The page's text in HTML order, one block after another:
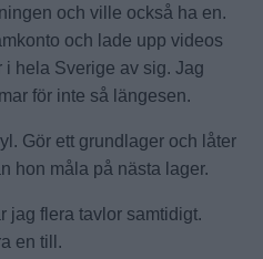
och ville också ha en.
och lade upp videos
i hela Sverige av sig. Jag
för inte så längesen.
Gör ett grundlager och låter
hon måla på nästa lager.
jag flera tavlor samtidigt.
en till.